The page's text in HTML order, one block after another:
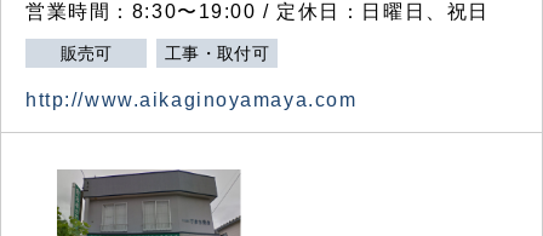
営業時間：8:30〜19:00 / 定休日：日曜日、祝日
販売可 工事・取付可
http://www.aikaginoyamaya.com